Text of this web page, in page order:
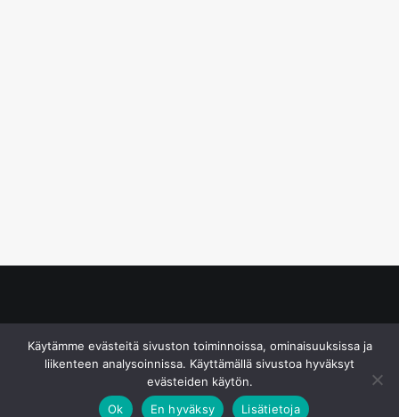
Käytämme evästeitä sivuston toiminnoissa, ominaisuuksissa ja
liikenteen analysoinnissa. Käyttämällä sivustoa hyväksyt
evästeiden käytön.
Ok
En hyväksy Lisätietoja